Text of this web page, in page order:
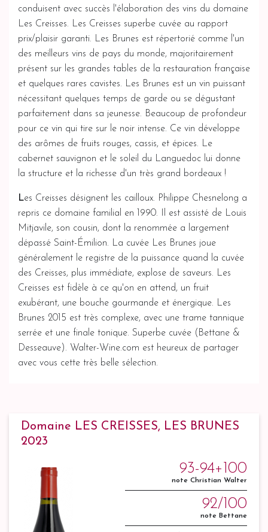
conduisent avec succès l'élaboration des vins du domaine
Les Creisses. Les Creisses superbe cuvée au rapport
prix/plaisir garanti. Les Brunes est répertorié comme l'un
des meilleurs vins de pays du monde, majoritairement
présent sur les grandes tables de la restauration française
et quelques rares cavistes. Les Brunes est un vin puissant
nécessitant quelques temps de garde ou se dégustant
parfaitement dans sa jeunesse. Beaucoup de profondeur
pour ce vin qui tire sur le noir intense. Ce vin développe
des arômes de fruits rouges, cassis, et épices. Le
cabernet sauvignon et le soleil du Languedoc lui donne
la structure et la richesse d'un très grand bordeaux !
Les Creisses désignent les cailloux. Philippe Chesnelong a
repris ce domaine familial en 1990. Il est assisté de Louis
Mitjavile, son cousin, dont la renommée a largement
dépassé Saint-Émilion. La cuvée Les Brunes joue
généralement le registre de la puissance quand la cuvée
des Creisses, plus immédiate, explose de saveurs. Les
Creisses est fidèle à ce qu'on en attend, un fruit
exubérant, une bouche gourmande et énergique. Les
Brunes 2015 est très complexe, avec une trame tannique
serrée et une finale tonique. Superbe cuvée (Bettane &
Desseauve). Walter-Wine.com est heureux de partager
avec vous cette très belle sélection.
Domaine LES CREISSES, LES BRUNES
2023
93-94+100
note Christian Walter
92/100
note Bettane